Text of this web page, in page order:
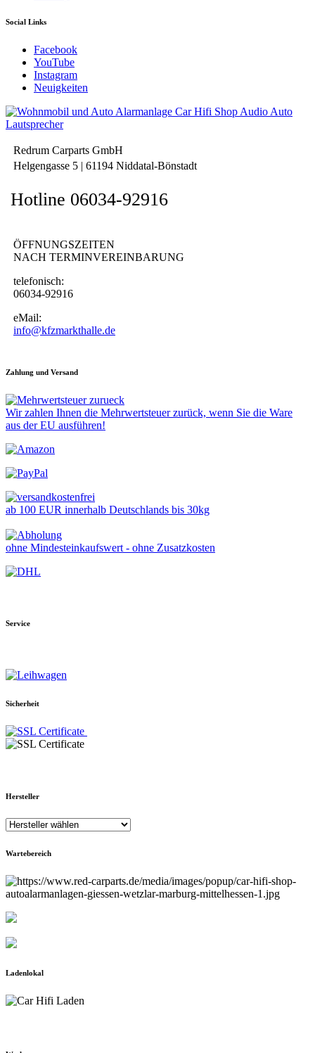
Social Links
Facebook
YouTube
Instagram
Neuigkeiten
Redrum Carparts GmbH
Helgengasse 5 | 61194 Niddatal-Bönstadt
Hotline 06034-92916
ÖFFNUNGSZEITEN
NACH TERMINVEREINBARUNG
telefonisch:
06034-92916
eMail:
info@kfzmarkthalle.de
Zahlung und Versand
Wir zahlen Ihnen die Mehrwertsteuer zurück, wenn Sie die Ware
aus der EU ausführen!
ab 100 EUR innerhalb Deutschlands bis 30kg
ohne Mindesteinkaufswert - ohne Zusatzkosten
Service
Sicherheit
Hersteller
Wartebereich
Ladenlokal